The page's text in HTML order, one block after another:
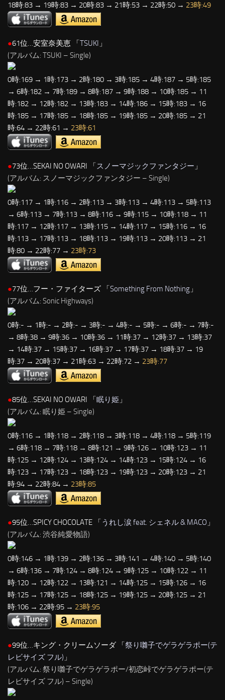
18時:83 → 19時:83 → 20時:83 → 21時:53 → 22時:50 → 23時:49
●61位…安室奈美恵 「TSUKI 」
(アルバム: TSUKI – Single)
0時:169 → 1時:173 → 2時:180 → 3時:185 → 4時:187 → 5時:185
→ 6時:182 → 7時:189 → 8時:187 → 9時:188 → 10時:185 → 11
時:182 → 12時:182 → 13時:183 → 14時:186 → 15時:183 → 16
時:185 → 17時:185 → 18時:185 → 19時:185 → 20時:185 → 21
時:64 → 22時:61 → 23時:61
●73位…SEKAI NO OWARI 「スノーマジックファンタジー 」
(アルバム: スノーマジックファンタジー – Single)
0時:117 → 1時:116 → 2時:113 → 3時:113 → 4時:113 → 5時:113
→ 6時:113 → 7時:113 → 8時:116 → 9時:115 → 10時:118 → 11
時:117 → 12時:117 → 13時:115 → 14時:117 → 15時:116 → 16
時:113 → 17時:113 → 18時:113 → 19時:113 → 20時:113 → 21
時:80 → 22時:77 → 23時:73
●77位…フー・ファイターズ 「Something From Nothing 」
(アルバム: Sonic Highways)
0時:- → 1時:- → 2時:- → 3時:- → 4時:- → 5時:- → 6時:- → 7時:-
→ 8時:38 → 9時:36 → 10時:36 → 11時:37 → 12時:37 → 13時:37
→ 14時:37 → 15時:37 → 16時:37 → 17時:37 → 18時:37 → 19
時:37 → 20時:37 → 21時:63 → 22時:72 → 23時:77
●85位…SEKAI NO OWARI 「眠り姫 」
(アルバム: 眠り姫 – Single)
0時:116 → 1時:118 → 2時:118 → 3時:118 → 4時:118 → 5時:119
→ 6時:118 → 7時:118 → 8時:121 → 9時:126 → 10時:123 → 11
時:125 → 12時:124 → 13時:124 → 14時:123 → 15時:124 → 16
時:123 → 17時:123 → 18時:123 → 19時:123 → 20時:123 → 21
時:94 → 22時:84 → 23時:85
●95位…SPICY CHOCOLATE 「うれし涙 feat. シェネル & MACO 」
(アルバム: 渋谷純愛物語)
0時:146 → 1時:139 → 2時:136 → 3時:141 → 4時:140 → 5時:140
→ 6時:136 → 7時:124 → 8時:124 → 9時:125 → 10時:122 → 11
時:120 → 12時:122 → 13時:121 → 14時:125 → 15時:126 → 16
時:125 → 17時:125 → 18時:125 → 19時:125 → 20時:125 → 21
時:106 → 22時:95 → 23時:95
●99位…キング・クリームソーダ 「祭り囃子でゲラゲラポー(テ
レビサイズ フル) 」
(アルバム: 祭り囃子でゲラゲラポー/初恋峠でゲラゲラポー(テ
レビサイズ フル) – Single)